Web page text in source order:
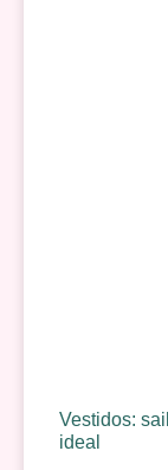
Vestidos:
ideal